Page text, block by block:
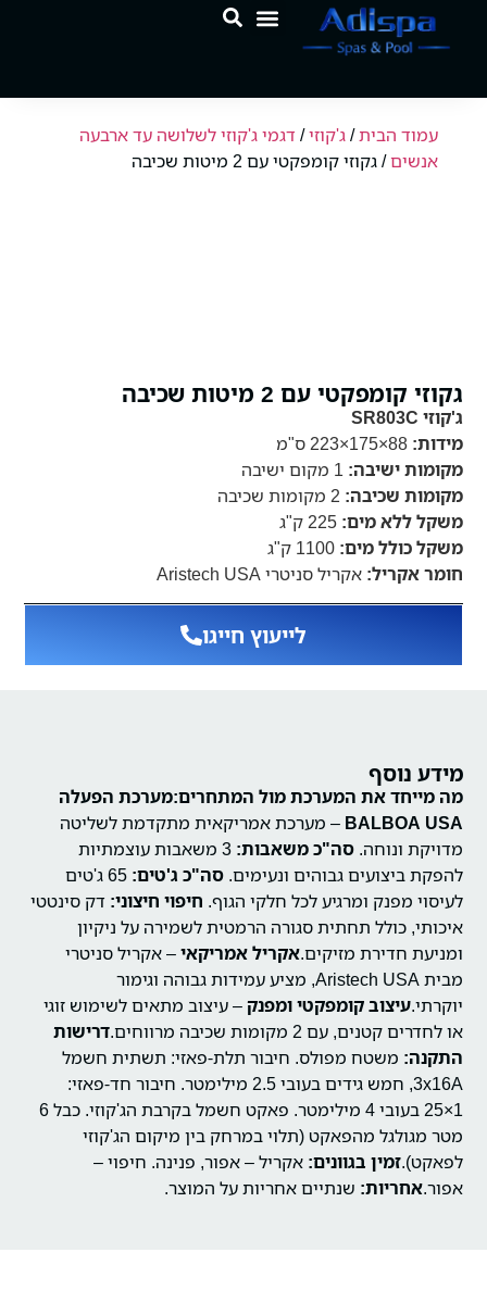
עמוד הבית/ג'קוזי/ דגמי ג'קוזי לשלושה עד ארבעה
אנשים/ גקוזי קומפקטי עם 2 מיטות שכיבה
גקוזי קומפקטי עם 2 מיטות שכיבה
ג'קוזי SR803C
מידות: 88×175×223 ס"מ
מקומות ישיבה: 1 מקום ישיבה
מקומות שכיבה:
משקל ללא מים: 225 ק"ג
משקל כולל מים: 1100 ק"ג
חומר אקריל: אקריל סניטרי Aristech USA
לייעוץ חייגו
מידע נוסף
מה מייחד את המערכת מול המתחרים:מערכת הפעלה
BALBOA USA – מערכת אמריקאית מתקדמת לשליטה
מדויקת ונוחה. סה"כ משאבות:
3 משאבות עוצמתיות
להפקת ביצועים גבוהים ונעימים. סה"כ ג'טים:
65 ג'טים
לעיסוי מפנק ומרגיע לכל חלקי הגוף. חיפוי חיצוני: דק סינטטי
איכותי, כולל תחתית סגורה הרמטית לשמירה על ניקיון
ומניעת חדירת מזיקים.אקריל אמריקאי– אקריל סניטרי
מבית Aristech USA, מציע עמידות גבוהה וגימור
יוקרתי.עיצוב קומפקטי ומפנק– עיצוב מתאים לשימוש זוגי
או לחדרים קטנים, עם 2 מקומות שכיבה מרווחים.
דרישות
התקנה: משטח מפולס. חיבור תלת-פאזי: תשתית חשמל
3x16A, חמש גידים בעובי 2.5 מילימטר.
חיבור חד-פאזי:
1×25 בעובי 4 מילימטר.
פאקט חשמל בקרבת הג'קוזי.
כבל 6
מטר מגולגל מהפאקט (תלוי במרחק בין מיקום הג'קוזי
לפאקט).זמין בגוונים: אקריל – אפור, פנינה. חיפוי –
אפור.אחריות: שנתיים אחריות על המוצר.